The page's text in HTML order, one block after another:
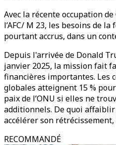
Avec la récente occupation
l’AFC/ M 23, les besoins de
pourtant accrus, dans un
Depuis l'arrivée de Donald
janvier 2025, la mission fait
financières importantes. Les
globales atteignent 15 %
paix de l’ONU si elles ne
additionnels. De quoi affaiblir
accélérer son rétrécissement,
RECOMMANDÉ